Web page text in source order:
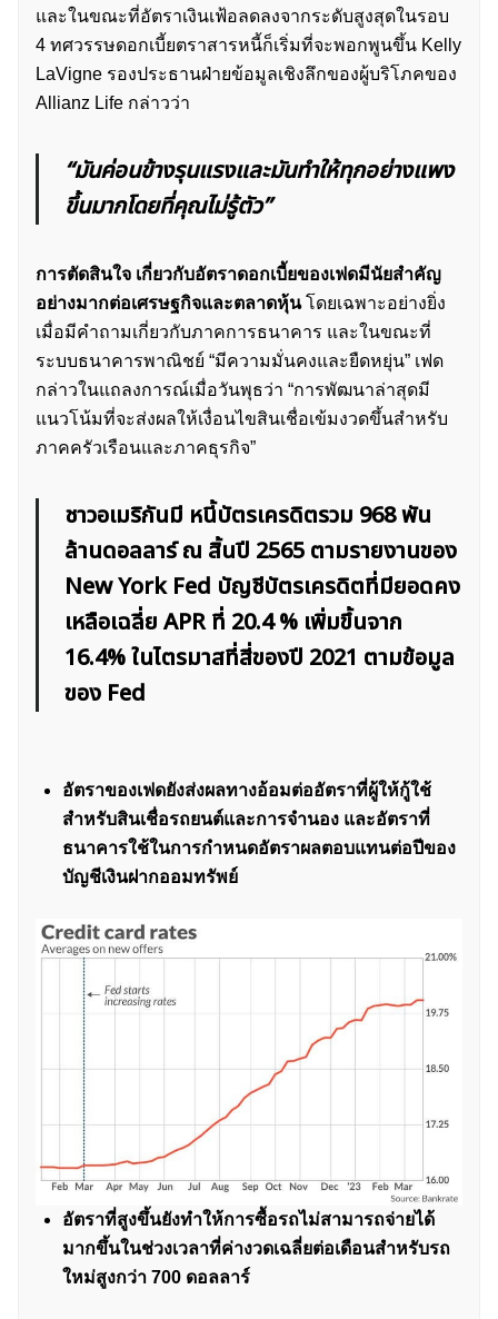
และในขณะที่อัตราเงินเฟ้อลดลงจากระดับสูงสุดในรอบ
4 ทศวรรษดอกเบี้ยตราสารหนี้ก็เริ่มที่จะพอกพูนขึ้น Kelly
LaVigne รองประธานฝ่ายข้อมูลเชิงลึกของผู้บริโภคของ
Allianz Life กล่าวว่า
“มันค่อนข้างรุนแรงและมันทำให้ทุกอย่างแพง
ขึ้นมากโดยที่คุณไม่รู้ตัว”
การตัดสินใจ เกี่ยวกับอัตราดอกเบี้ยของเฟดมีนัยสำคัญ
อย่างมากต่อเศรษฐกิจและตลาดหุ้นโดยเฉพาะอย่างยิ่ง
เมื่อมีคำถามเกี่ยวกับภาคการธนาคาร และในขณะที่
ระบบธนาคารพาณิชย์ “มีความมั่นคงและยืดหยุ่น” เฟด
กล่าวในแถลงการณ์เมื่อวันพุธว่า “การพัฒนาล่าสุดมี
แนวโน้มที่จะส่งผลให้เงื่อนไขสินเชื่อเข้มงวดขึ้นสำหรับ
ภาคครัวเรือนและภาคธุรกิจ”
ชาวอเมริกันมี หนี้บัตรเครดิตรวม 968 พัน
ล้านดอลลาร์ ณ สิ้นปี 2565 ตามรายงานของ
New York Fed บัญชีบัตรเครดิตที่มียอดคง
เหลือเฉลี่ย APR ที่ 20.4 % เพิ่มขึ้นจาก
16.4% ในไตรมาสที่สี่ของปี 2021 ตามข้อมูล
ของ Fed
อัตราของเฟดยังส่งผลทางอ้อมต่ออัตราที่ผู้ให้กู้ใช้
สำหรับสินเชื่อรถยนต์และการจำนอง และอัตราที่
ธนาคารใช้ในการกำหนดอัตราผลตอบแทนต่อปีของ
บัญชีเงินฝากออมทรัพย์
อัตราที่สูงขึ้นยังทำให้การซื้อรถไม่สามารถจ่ายได้
มากขึ้นในช่วงเวลาที่ค่างวดเฉลี่ยต่อเดือนสำหรับรถ
ใหม่สูงกว่า 700 ดอลลาร์